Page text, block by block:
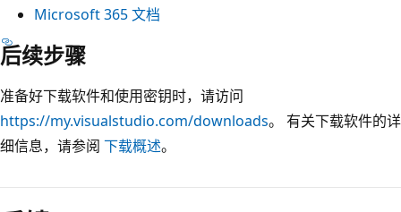
Microsoft 365 文档
后续步骤
准备好下载软件和使用密钥时，请访问
https://my.visualstudio.com/downloads。 有关下载软件的详
细信息，请参阅 下载概述。